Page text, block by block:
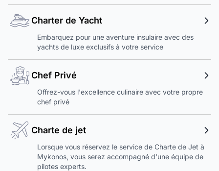
Charter de Yacht
Embarquez pour une aventure insulaire avec des
yachts de luxe exclusifs à votre service
Chef Privé
Offrez-vous l'excellence culinaire avec votre propre
chef privé
Charte de jet
Lorsque vous réservez le service de Charte de Jet à
Mykonos, vous serez accompagné d'une équipe de
pilotes experts.